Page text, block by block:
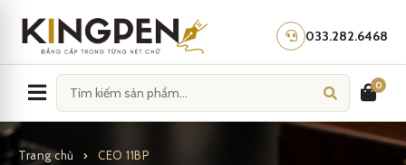
content
033.282.6468
0
Trang chủ CEO 11BP